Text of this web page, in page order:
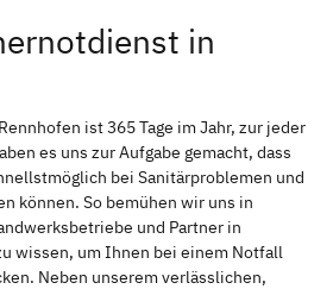
in
ist 365 Tage im Jahr, zur jeder
es uns zur Aufgabe gemacht, dass
bei Sanitärproblemen und
können. So bemühen wir uns in
und Partner in
wissen, um Ihnen bei einem Notfall
Neben unserem verlässlichen,